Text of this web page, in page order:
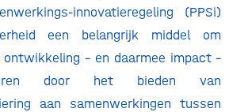
innovatieregeling (PPSi)
een belangrijk middel om
ontwikkeling – en daarmee impact –
door het bieden van
aan samenwerkingen tussen